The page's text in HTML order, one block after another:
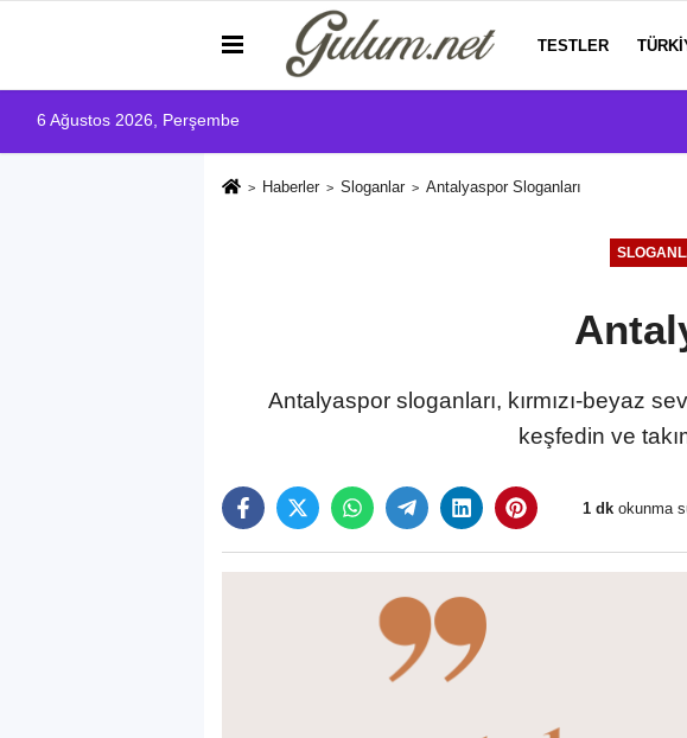
TESTLER
6 Ağustos 2026, Perşembe
Haberler Sloganlar Antalyaspor Sloganları
Antalyaspor sloganları, kırmızı-beyaz
keşfedin ve
1 dk okunma